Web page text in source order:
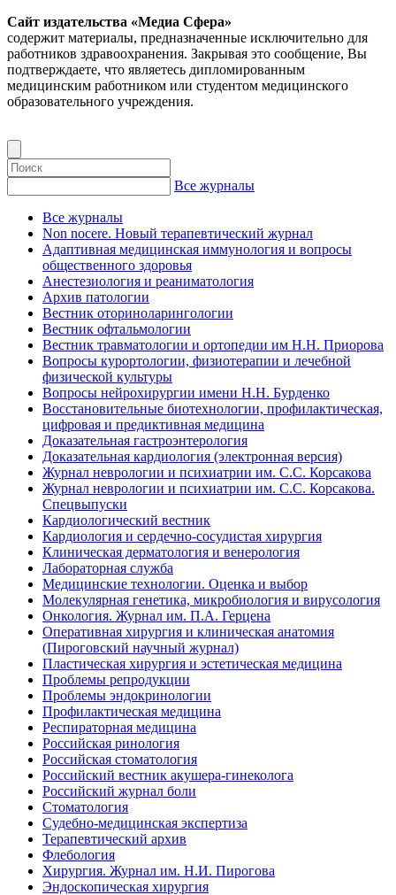
Сайт издательства «Медиа Сфера»
содержит материалы, предназначенные исключительно для
работников здравоохранения. Закрывая это сообщение, Вы
подтверждаете, что являетесь дипломированным
медицинским работником или студентом медицинского
образовательного учреждения.
Все журналы
Все журналы
Non nocere. Новый терапевтический журнал
Адаптивная медицинская иммунология и вопросы
общественного здоровья
Анестезиология и реаниматология
Архив патологии
Вестник оториноларингологии
Вестник офтальмологии
Вестник травматологии и ортопедии им Н.Н. Приорова
Вопросы курортологии, физиотерапии и лечебной
физической культуры
Вопросы нейрохирургии имени Н.Н. Бурденко
Восстановительные биотехнологии, профилактическая,
цифровая и предиктивная медицина
Доказательная гастроэнтерология
Доказательная кардиология (электронная версия)
Журнал неврологии и психиатрии им. С.С. Корсакова
Журнал неврологии и психиатрии им. С.С. Корсакова.
Спецвыпуски
Кардиологический вестник
Кардиология и сердечно-сосудистая хирургия
Клиническая дерматология и венерология
Лабораторная служба
Медицинские технологии. Оценка и выбор
Молекулярная генетика, микробиология и вирусология
Онкология. Журнал им. П.А. Герцена
Оперативная хирургия и клиническая анатомия
(Пироговский научный журнал)
Пластическая хирургия и эстетическая медицина
Проблемы репродукции
Проблемы эндокринологии
Профилактическая медицина
Респираторная медицина
Российская ринология
Российская стоматология
Российский вестник акушера-гинеколога
Российский журнал боли
Стоматология
Судебно-медицинская экспертиза
Терапевтический архив
Флебология
Хирургия. Журнал им. Н.И. Пирогова
Эндоскопическая хирургия